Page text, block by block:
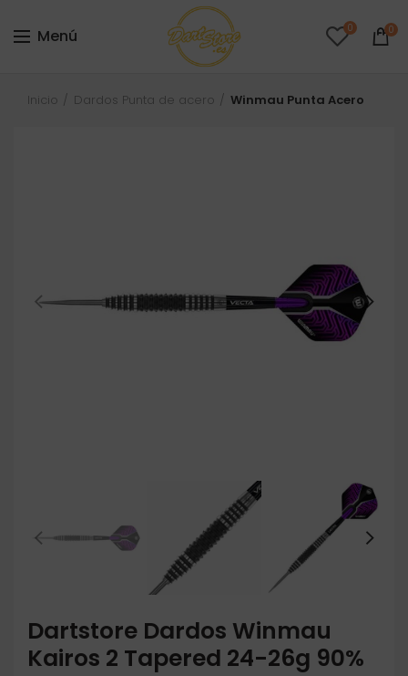
Menú 0 0
Inicio Dardos Punta de acero Winmau Punta Acero
Dartstore Dardos Winmau
Kairos 2 Tapered 24-26g 90%